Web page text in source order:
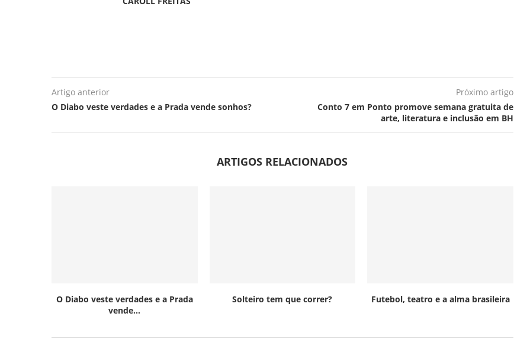
Artigo anterior
O Diabo veste verdades e a Prada vende sonhos?
Próximo artigo
Conto 7 em Ponto promove semana gratuita de
arte, literatura e inclusão em BH
ARTIGOS RELACIONADOS
O Diabo veste verdades e a Prada
vende...
Solteiro tem que correr? Futebol, teatro e a alma brasileira